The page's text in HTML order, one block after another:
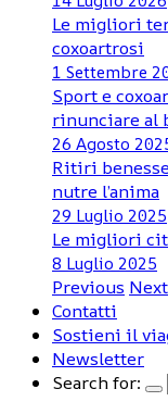
Le migliori
coxoartrosi
1 Settembre
Sport e
rinunciare al
26 Agosto
Ritiri
nutre l’anima
29 Luglio 2025
Le migliori
8 Luglio 2025
Previous Next
Contatti
Sostieni il
Newsletter
Search for: